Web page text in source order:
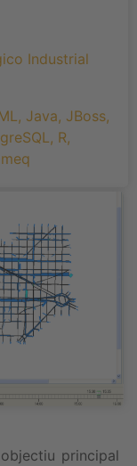
principal
Industrial
, Java, JBoss,
, R,